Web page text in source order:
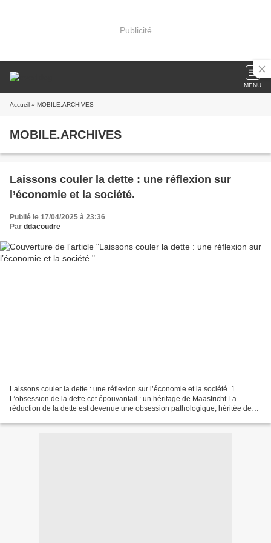
Publicité
MENU
Accueil » MOBILE.ARCHIVES
MOBILE.ARCHIVES
Laissons couler la dette : une réflexion sur
l’économie et la société.
Publié le 17/04/2025 à 23:36
Par ddacoudre
Laissons couler la dette : une réflexion sur l’économie et la société. 1.
L’obsession de la dette cet épouvantail : un héritage de Maastricht La
réduction de la dette est devenue une obsession pathologique, héritée des